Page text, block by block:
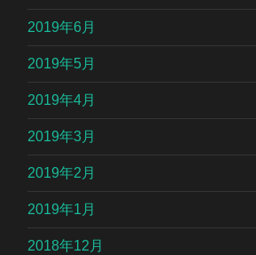
2019年6月
2019年5月
2019年4月
2019年3月
2019年2月
2019年1月
2018年12月